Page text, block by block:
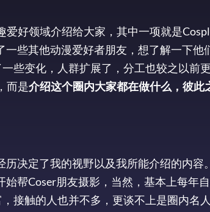
好领域介绍给大家，其中一项就是
些其他动漫爱好者朋友，想了解一下他
些变化，人群扩展了，分工也较之以前
而是介绍这个圈内大家都在做什么，彼此
决定了我的视野以及我所能介绍的内容
帮Coser朋友摄影，当然，基本上每年
接触的人也并不多，更谈不上是圈内名